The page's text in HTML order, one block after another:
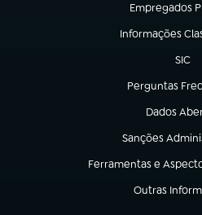
Empregados
(abre em nova
Informações
(abre em nova
SIC
(abre
Perguntas
(abre em nova
Dados
(abre em
Sanções
(abre em nova
Ferramentas e
(abre em nova aba)
Outras
(abre em